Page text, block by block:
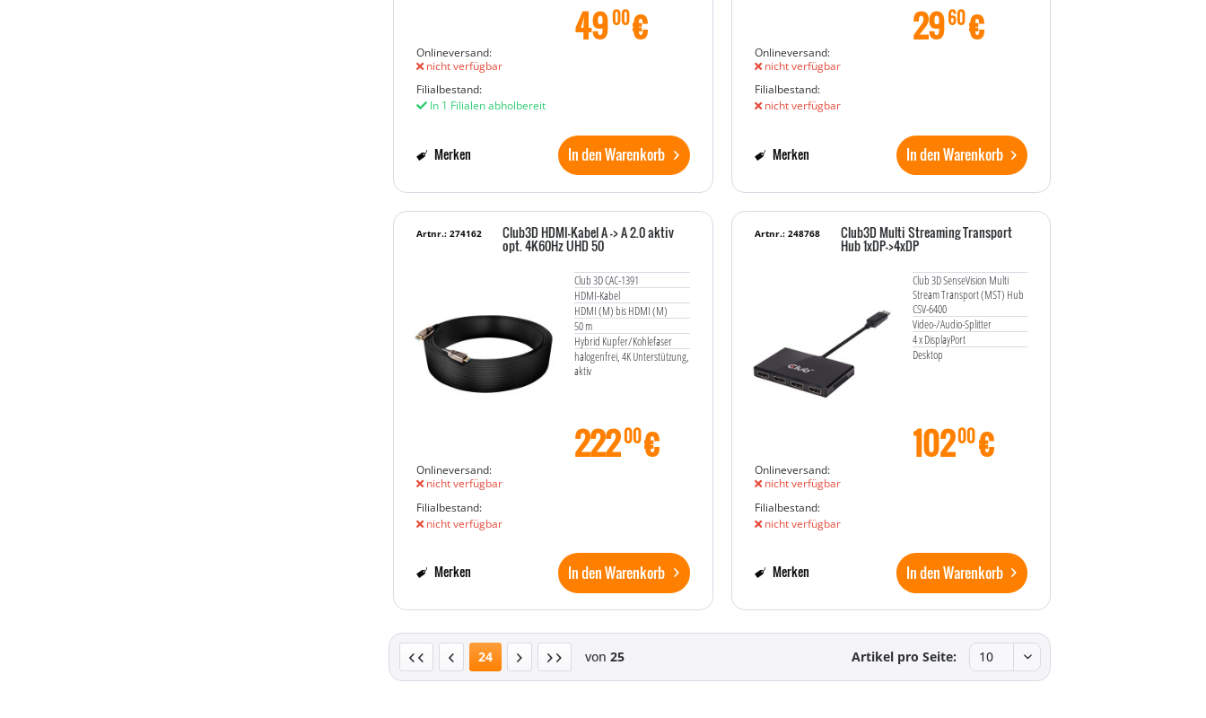
4900€
Onlineversand:
nicht verfügbar
Filialbestand:
In 1 Filialen abholbereit
In den Warenkorb
Merken
2960€
Onlineversand:
nicht verfügbar
Filialbestand:
nicht verfügbar
In den Warenkorb
Merken
Club3D HDMI-Kabel A -> A 2.0 aktiv
opt. 4K60Hz UHD 50
Club 3D CAC-1391
HDMI-Kabel
HDMI (M) bis HDMI (M)
50 m
Hybrid Kupfer/Kohlefaser
halogenfrei, 4K Unterstützung,
aktiv
Artnr.: 274162
22200€
Onlineversand:
nicht verfügbar
Filialbestand:
nicht verfügbar
In den Warenkorb
Merken
Club3D Multi Streaming Transport
Hub 1xDP->4xDP
Club 3D SenseVision Multi
Stream Transport (MST) Hub
CSV-6400
Video-/Audio-Splitter
4 x DisplayPort
Desktop
Artnr.: 248768
10200€
Onlineversand:
nicht verfügbar
Filialbestand:
nicht verfügbar
In den Warenkorb
Merken
24 von 25 Artikel pro Seite: